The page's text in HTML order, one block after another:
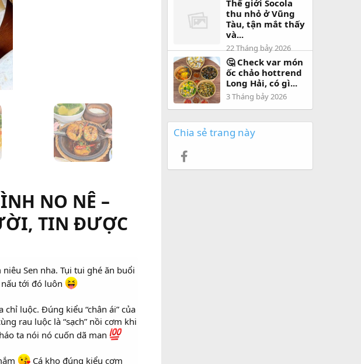
NO NÊ –
TIN ĐƯỢC
Sen nha. Tụi tui ghé ăn buổi
tới đó luôn
luộc. Đúng kiểu “chân ái” của
rau luộc là “sạch” nồi cơm khi
ta nói nó cuốn dã man
Cá kho đúng kiểu cơm
Thế giới Socola
thu nhỏ ở Vũng
Tàu, tận mắt thấy
và...
22 Tháng bảy 2026
🤔 Check var món
ốc chảo hottrend
Long Hải, có gì...
3 Tháng bảy 2026
Chia sẻ trang này